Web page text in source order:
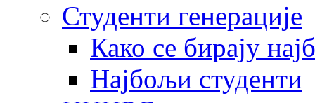
Студенти генерације
Како се бирају
Најбољи студенти